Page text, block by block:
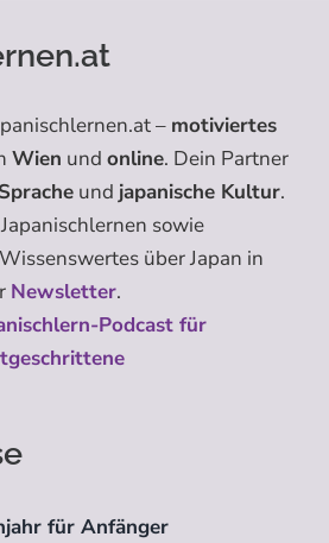
– motiviertes
Wien und online. Dein Partner
und japanische Kultur.
sowie
über Japan in
Newsletter.
Podcast für
für Anfänger